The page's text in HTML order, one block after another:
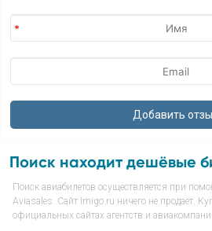
Поиск находит дешёвые
Поиск авиабилетов осуществляется при
Aviasales. Сайт Imigo.ru ничего не продаёт.
официальных сайтах агентств и